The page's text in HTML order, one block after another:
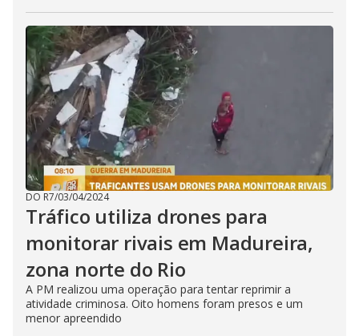
DO R7/03/04/2024
Tráfico utiliza drones para
monitorar rivais em Madureira,
zona norte do Rio
A PM realizou uma operação para tentar reprimir a
atividade criminosa. Oito homens foram presos e um
menor apreendido